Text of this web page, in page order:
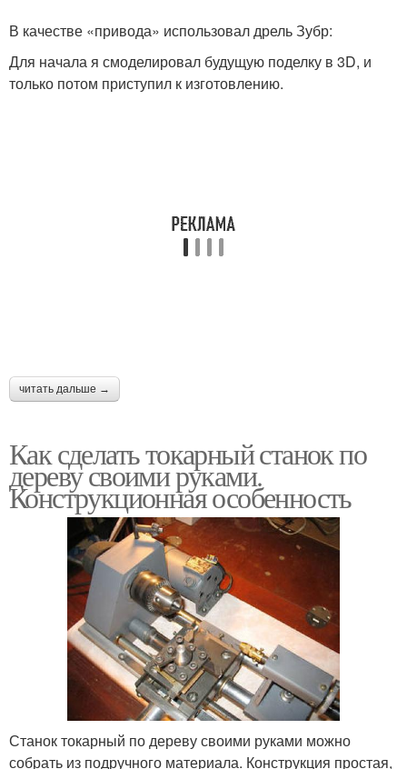
В качестве «привода» использовал дрель Зубр:
Для начала я смоделировал будущую поделку в 3D, и
только потом приступил к изготовлению.
читать дальше →
Как сделать токарный станок по
дереву своими руками.
Конструкционная особенность
Станок токарный по дереву своими руками можно
собрать из подручного материала. Конструкция простая,